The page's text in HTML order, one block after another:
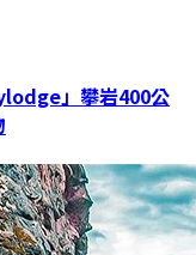
」攀岩400公